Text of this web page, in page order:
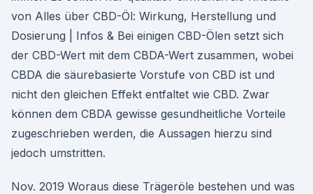
von Alles über CBD-Öl: Wirkung, Herstellung und
Dosierung | Infos & Bei einigen CBD-Ölen setzt sich
der CBD-Wert mit dem CBDA-Wert zusammen, wobei
CBDA die säurebasierte Vorstufe von CBD ist und
nicht den gleichen Effekt entfaltet wie CBD. Zwar
können dem CBDA gewisse gesundheitliche Vorteile
zugeschrieben werden, die Aussagen hierzu sind
jedoch umstritten.
Nov. 2019 Woraus diese Trägeröle bestehen und was